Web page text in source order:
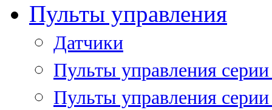
Пульты управления
Датчики
Пульты управления
Пульты управления